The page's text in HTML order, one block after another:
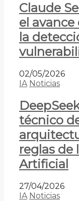
Claude
el
la
02/05/2026
IA Noticias
técnico
reglas de
Artificial
27/04/2026
IA Noticias